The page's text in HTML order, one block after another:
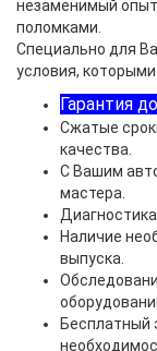
незаменимый
поломками.
Специально для
условия,
Гарантия
Сжатые
качества.
С Вашим
мастера.
Наличие
выпуска.
Бесплатный